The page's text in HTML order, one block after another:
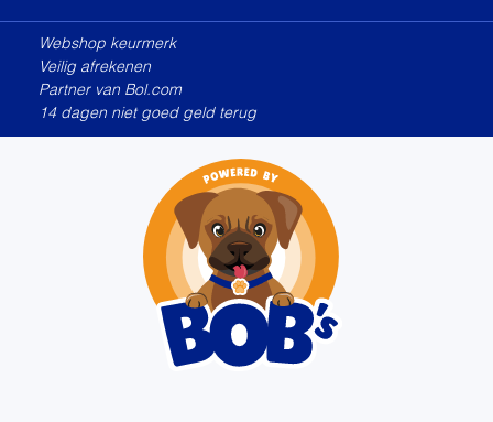
Webshop keurmerk
Veilig afrekenen
Partner van Bol.com
14 dagen niet goed geld terug